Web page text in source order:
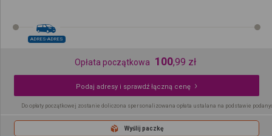
ADRES-ADRES
Opłata początkowa 100,99 zł
Podaj adresy i sprawdź łączną cenę
Do opłaty początkowej zostanie doliczona spersonalizowana opłata ustalana na podstawie
Wyślij paczkę